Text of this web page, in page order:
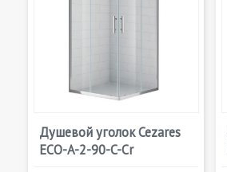
Душевой уголок Cezares
ECO-A-2-90-C-Cr